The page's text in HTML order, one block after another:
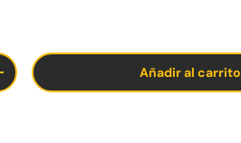
la cantidad Añadir al carrito